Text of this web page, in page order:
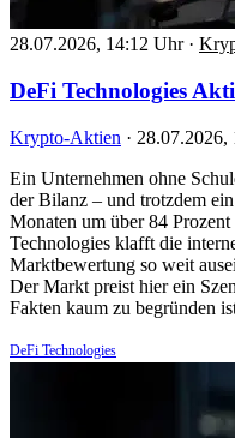
28.07.2026, 14:12 Uhr ·
DeFi Technologies
Krypto-Aktien · 28.07.2026,
Ein Unternehmen ohne
der Bilanz – und trotzdem
Monaten um über 84
Technologies klafft die
Marktbewertung so weit
Der Markt preist hier ein
Fakten kaum zu begründen
DeFi Technologies